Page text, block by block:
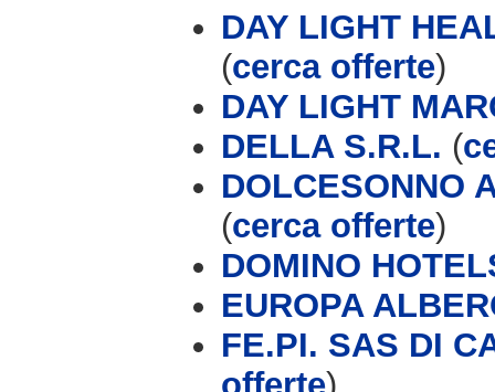
DAY LIGHT
(cerca offerte)
DAY LIGHT
DELLA S.R.L. (
DOLCESONNO
(cerca offerte)
DOMINO
EUROPA
FE.PI. SAS DI